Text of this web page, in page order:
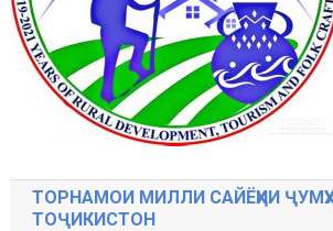
ТОРНАМОИ МИЛЛИ САЙЁҲИИ
ТОҶИКИСТОН